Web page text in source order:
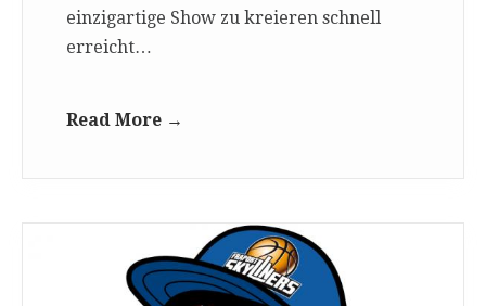
einzigartige Show zu kreieren schnell
erreicht…
Read More →